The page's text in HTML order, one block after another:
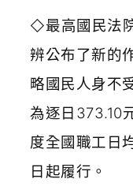
◇最高國民法
辨公布了新的
略國民人身不
為逐日373.10
度全國職工日
日起履行。